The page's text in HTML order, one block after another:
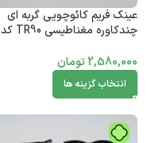
عینک فریم کائوچویی گربه ای
چندکاوره مغناطیسی TR90 کد
2,580,000 تومان
انتخاب گزینه ها